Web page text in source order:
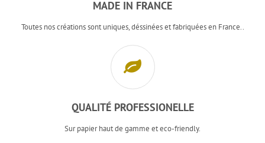
MADE IN FRANCE
Toutes nos créations sont uniques, déssinées et fabriquées en France..
QUALITÉ PROFESSIONELLE
Sur papier haut de gamme et eco-friendly.